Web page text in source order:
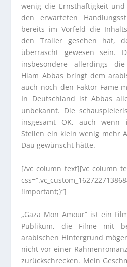
wenig die Ernsthaftigkeit
den erwarteten
bereits im Vorfeld die
den Trailer gesehen hat,
überrascht gewesen sein.
insbesondere allerdings die
Hiam Abbas bringt dem
auch noch den Faktor Fame
In Deutschland ist Abbas
unbekannt. Die
insgesamt OK, auch
Stellen ein klein wenig mehr
Dau gewünscht hätte.
[/
!important;}“]
„Gaza Mon Amour“ ist ein
Publikum, die Filme mit
arabischen Hintergrund
nicht vor einer
zurückschrecken. Mein